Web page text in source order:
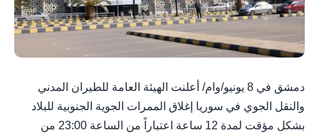
دمشق في 8 يونيو/وام/ أعلنت الهيئة العامة للطيران المدني
والنقل الجوي في سوريا إغلاق الممرات الجوية الجنوبية للبلاد
بشكل مؤقت لمدة 12 ساعة اعتباراً من الساعة 23:00 من